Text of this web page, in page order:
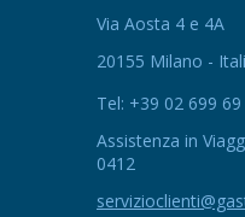
Via Aosta 4 e 4A
20155 Milano -
Tel: +39 02 699 69
Assistenza in
0412